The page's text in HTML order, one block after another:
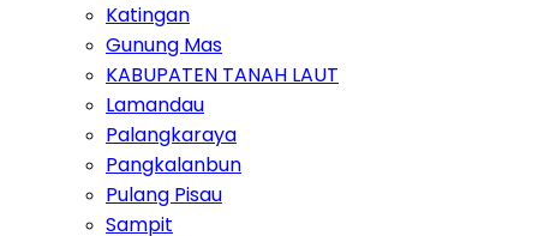
Katingan
Gunung Mas
KABUPATEN TANAH LAUT
Lamandau
Palangkaraya
Pangkalanbun
Pulang Pisau
Sampit